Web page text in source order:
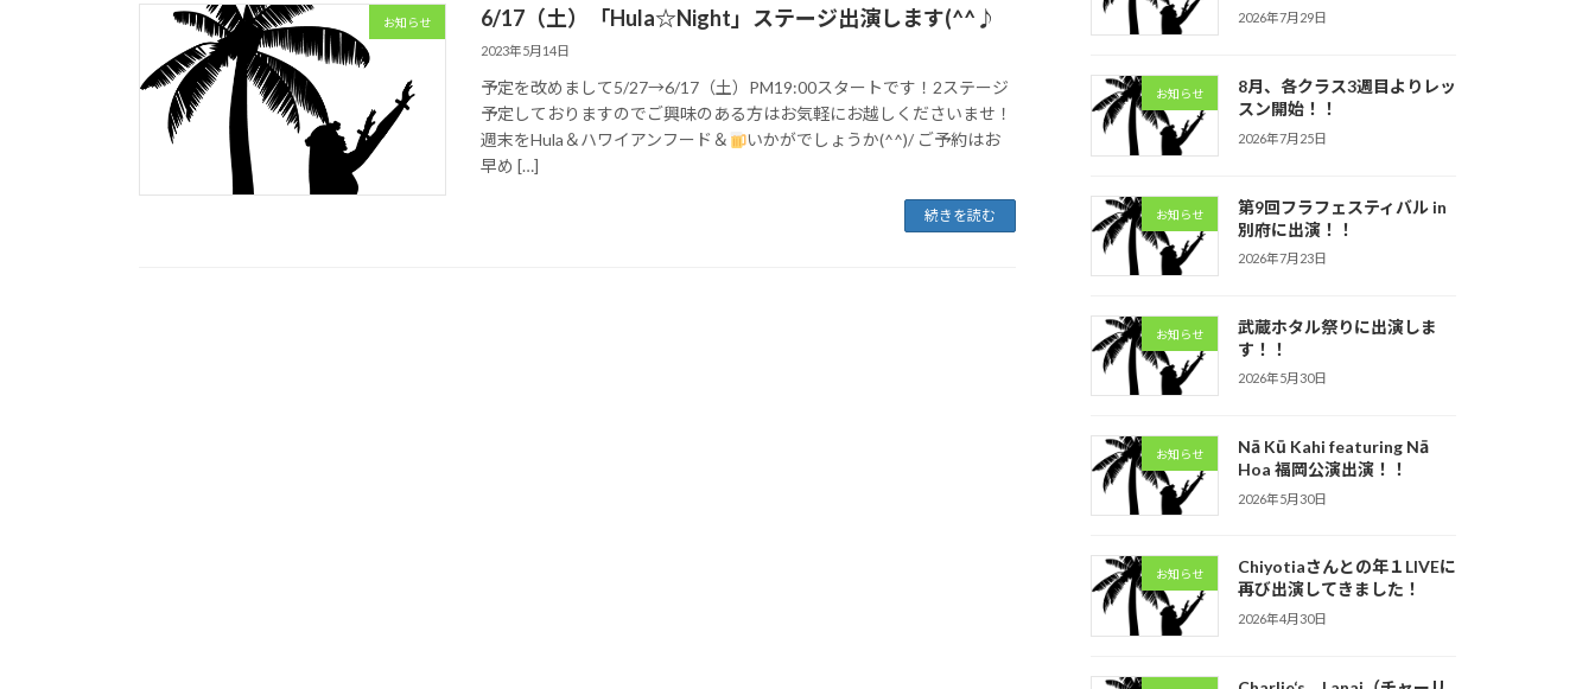
お知らせ 6/17（土）「Hula☆Night」ステージ出演します(^^♪
2023年5月14日
予定を改めまして5/27→6/17（土）PM19:00スタートです！2ステージ
予定しておりますのでご興味のある方はお気軽にお越しくださいませ！
週末をHula＆ハワイアンフード＆
いかがでしょうか(^^)/ ご予約はお
早め […]
続きを読む
2026年7月29日
お知らせ
8月、各クラス3週目よりレッ
スン開始！！
2026年7月25日
お知らせ
第9回フラフェスティバル in
別府に出演！！
2026年7月23日
お知らせ
武蔵ホタル祭りに出演しま
す！！
2026年5月30日
お知らせ
Nā Kū Kahi featuring Nā
Hoa 福岡公演出演！！
2026年5月30日
お知らせ
Chiyotiaさんとの年１LIVEに
再び出演してきました！
2026年4月30日